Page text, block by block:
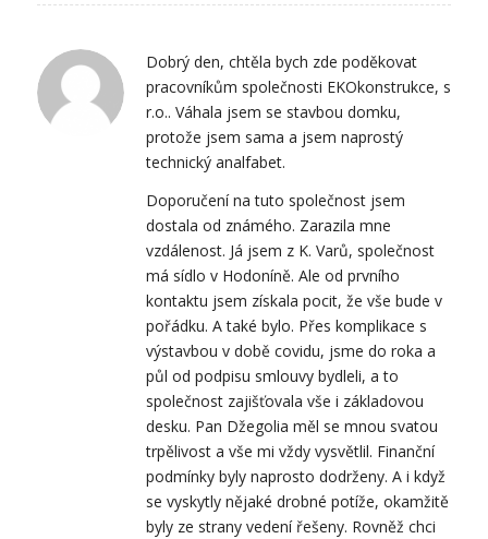
Dobrý den, chtěla bych zde poděkovat
pracovníkům společnosti EKOkonstrukce, s
r.o.. Váhala jsem se stavbou domku,
protože jsem sama a jsem naprostý
technický analfabet.
Doporučení na tuto společnost jsem
dostala od známého. Zarazila mne
vzdálenost. Já jsem z K. Varů, společnost
má sídlo v Hodoníně. Ale od prvního
kontaktu jsem získala pocit, že vše bude v
pořádku. A také bylo. Přes komplikace s
výstavbou v době covidu, jsme do roka a
půl od podpisu smlouvy bydleli, a to
společnost zajišťovala vše i základovou
desku. Pan Džegolia měl se mnou svatou
trpělivost a vše mi vždy vysvětlil. Finanční
podmínky byly naprosto dodrženy. A i když
se vyskytly nějaké drobné potíže, okamžitě
byly ze strany vedení řešeny. Rovněž chci